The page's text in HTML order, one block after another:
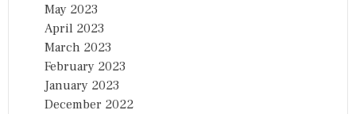
May 2023
April 2023
March 2023
February 2023
January 2023
December 2022